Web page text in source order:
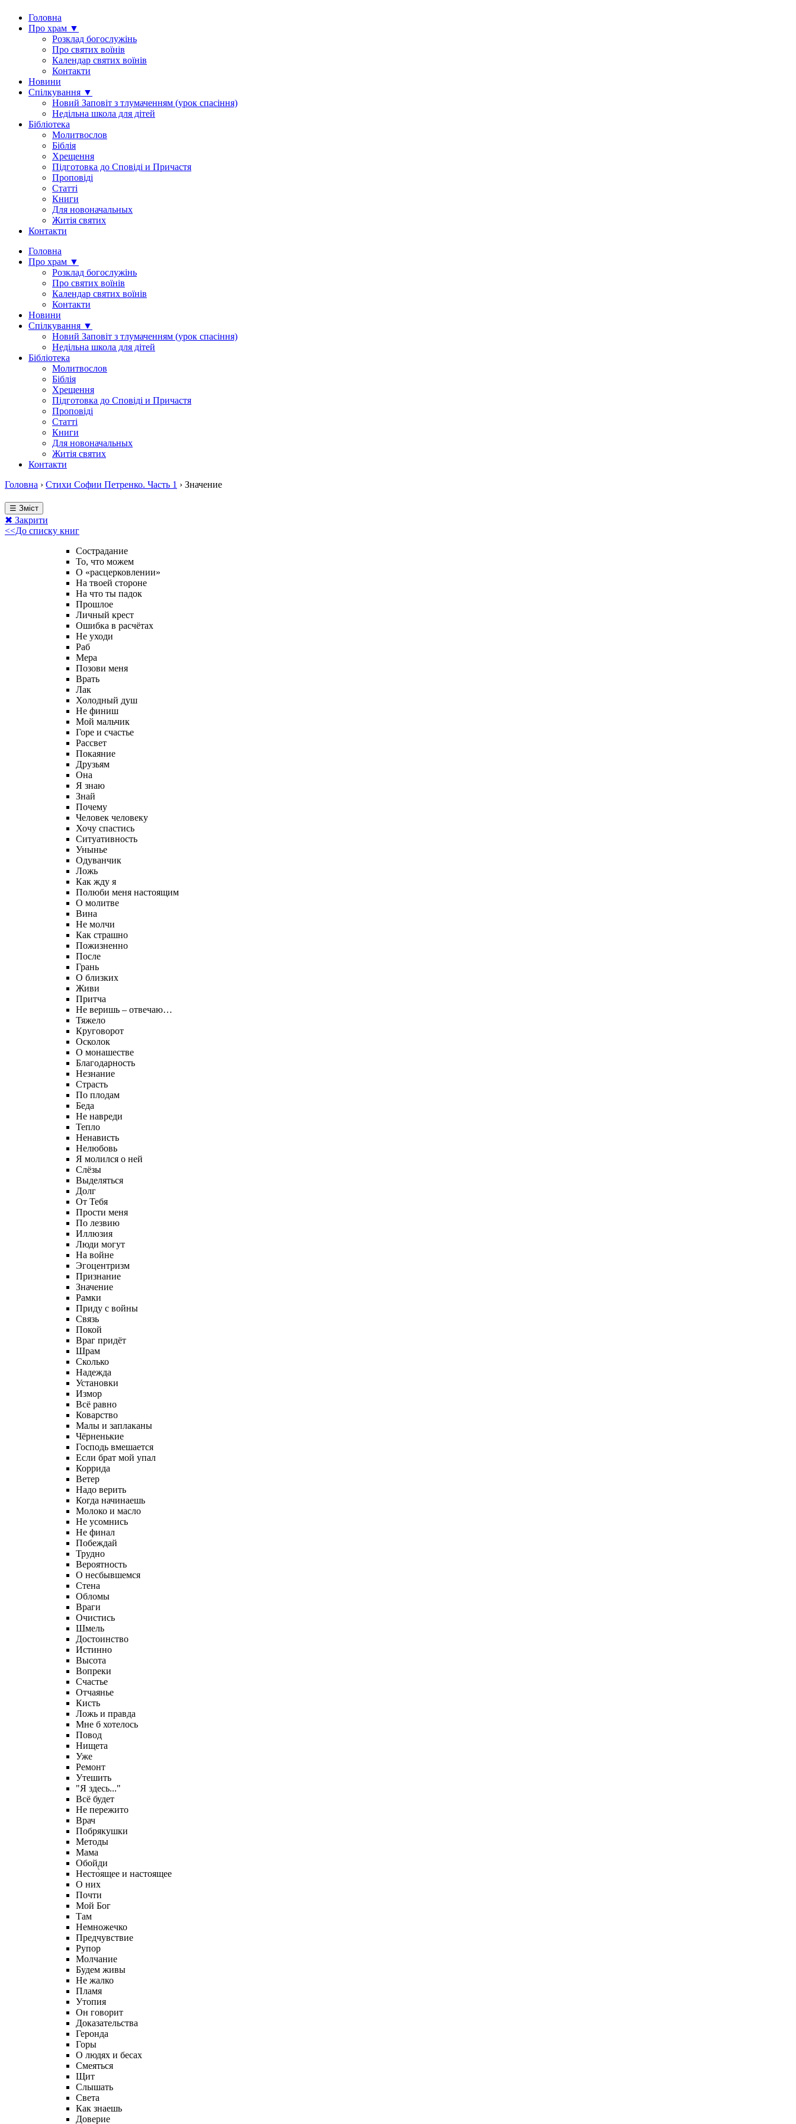
Головна
Про храм ▼
Розклад богослужінь
Про святих воїнів
Календар святих воїнів
Контакти
Новини
Спілкування ▼
Новий Заповіт з тлумаченням (урок спасіння)
Недільна школа для дітей
Бібліотека
Молитвослов
Біблія
Хрещення
Підготовка до Сповіді и Причастя
Проповіді
Статті
Книги
Для новоначальных
Житія святих
Контакти
Головна
Про храм ▼
Розклад богослужінь
Про святих воїнів
Календар святих воїнів
Контакти
Новини
Спілкування ▼
Новий Заповіт з тлумаченням (урок спасіння)
Недільна школа для дітей
Бібліотека
Молитвослов
Біблія
Хрещення
Підготовка до Сповіді и Причастя
Проповіді
Статті
Книги
Для новоначальных
Житія святих
Контакти
Головна › Стихи Софии Петренко. Часть 1 › Значение
☰ Зміст
✖ Закрити
<<До списку книг
Сострадание
То, что можем
О «расцерковлении»
На твоей стороне
На что ты падок
Прошлое
Личный крест
Ошибка в расчётах
Не уходи
Раб
Мера
Позови меня
Врать
Лак
Холодный душ
Не финиш
Мой мальчик
Горе и счастье
Рассвет
Покаяние
Друзьям
Она
Я знаю
Знай
Почему
Человек человеку
Хочу спастись
Ситуативность
Унынье
Одуванчик
Ложь
Как жду я
Полюби меня настоящим
О молитве
Вина
Не молчи
Как страшно
Пожизненно
После
Грань
О близких
Живи
Притча
Не веришь – отвечаю…
Тяжело
Круговорот
Осколок
О монашестве
Благодарность
Незнание
Страсть
По плодам
Беда
Не навреди
Тепло
Ненависть
Нелюбовь
Я молился о ней
Слёзы
Выделяться
Долг
От Тебя
Прости меня
По лезвию
Иллюзия
Люди могут
На войне
Эгоцентризм
Признание
Значение
Рамки
Приду с войны
Связь
Покой
Враг придёт
Шрам
Сколько
Надежда
Установки
Измор
Всё равно
Коварство
Малы и заплаканы
Чёрненькие
Господь вмешается
Если брат мой упал
Коррида
Ветер
Надо верить
Когда начинаешь
Молоко и масло
Не усомнись
Не финал
Побеждай
Трудно
Вероятность
О несбывшемся
Стена
Обломы
Враги
Очистись
Шмель
Достоинство
Истинно
Высота
Вопреки
Счастье
Отчаянье
Кисть
Ложь и правда
Мне б хотелось
Повод
Нищета
Уже
Ремонт
Утешить
"Я здесь..."
Всё будет
Не пережито
Врач
Побрякушки
Методы
Мама
Обойди
Несто̀ящее и настоящее
О них
Почти
Мой Бог
Там
Немножечко
Предчувствие
Рупор
Молчание
Будем живы
Не жалко
Пламя
Утопия
Он говорит
Доказательства
Геронда
Горы
О людях и бесах
Смеяться
Щит
Слышать
Света
Как знаешь
Доверие